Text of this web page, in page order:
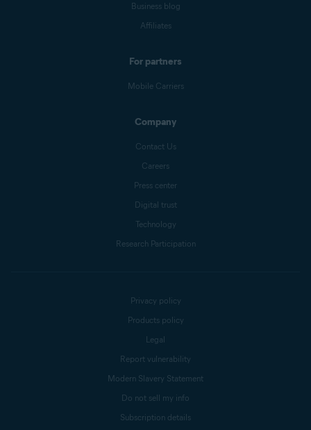
Business blog
Affiliates
For partners
Mobile Carriers
Company
Contact Us
Careers
Press center
Digital trust
Technology
Research Participation
Privacy policy
Products policy
Legal
Report vulnerability
Modern Slavery Statement
Do not sell my info
Subscription details